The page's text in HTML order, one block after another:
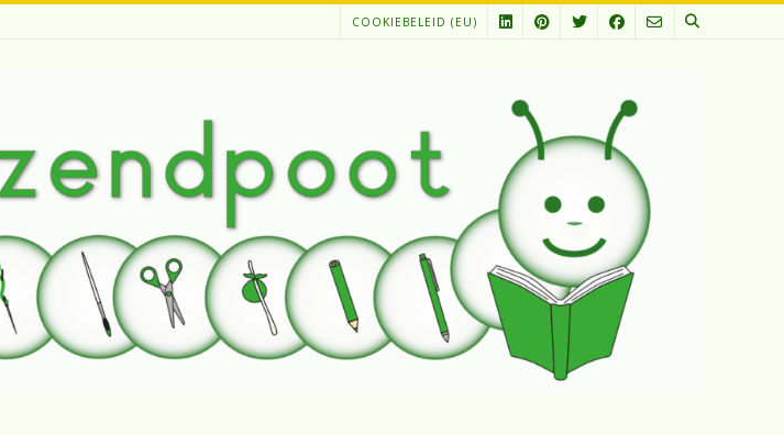
COOKIEBELEID (EU)